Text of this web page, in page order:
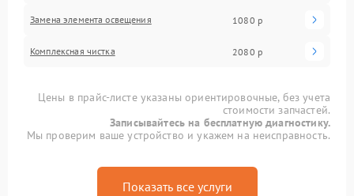
Замена элемента освещения 1080 р
Комплексная чистка 2080 р
Цены в прайс-листе указаны ориентировочные, без учета
стоимости запчастей.
Записывайтесь на бесплатную диагностику.
Мы проверим ваше устройство и укажем на неисправность.
Показать все услуги